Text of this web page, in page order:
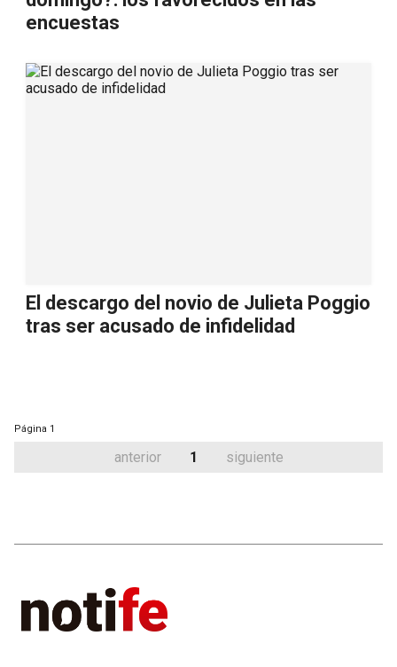
encuestas
El descargo del novio de Julieta Poggio
tras ser acusado de infidelidad
Página 1
anterior 1 siguiente